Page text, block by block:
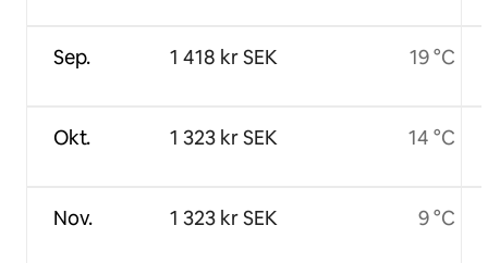
Sep.
Okt.
Nov.
1 418 kr SEK
1 323 kr SEK
1 323 kr SEK
19 °C
14 °C
9 °C